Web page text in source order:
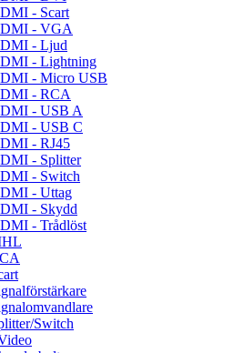
- Scart
- VGA
- Ljud
- Lightning
- Micro USB
- RCA
- USB A
- USB C
- RJ45
- Splitter
- Switch
- Uttag
- Skydd
- Trådlöst
Switch